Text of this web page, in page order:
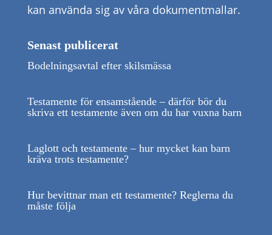
kan använda sig av våra dokumentmallar.
Senast publicerat
Bodelningsavtal efter skilsmässa
Testamente för ensamstående – därför bör du
skriva ett testamente även om du har vuxna barn
Laglott och testamente – hur mycket kan barn
kräva trots testamente?
Hur bevittnar man ett testamente? Reglerna du
måste följa